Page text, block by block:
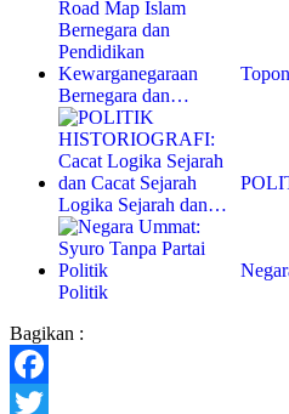
Bernegara dan…
Logika Sejarah dan…
Politik
Bagikan :
Facebook